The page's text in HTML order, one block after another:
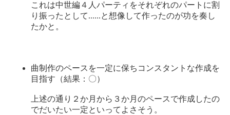
これは中世編４人パーティをそれぞれのパートに割
り振ったとして......と想像して作ったのが功を奏し
たかと。
曲制作のペースを一定に保ちコンスタントな作成を
目指す（結果：〇）
上述の通り２か月から３か月のペースで作成したの
でだいたい一定といってよさそう。